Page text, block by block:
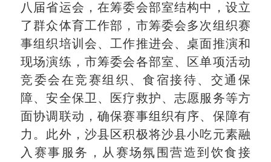
八届省运会，在筹委会部室结构中，设立
了群众体育工作部，市筹委会多次组织赛
事组织培训会、工作推进会、桌面推演和
现场演练，市筹委会各部室、区单项活动
竞委会在竞赛组织、食宿接待、交通保
障、安全保卫、医疗救护、志愿服务等方
面协调联动，确保赛事组织有序、保障有
力。此外，沙县区积极将沙县小吃元素融
入赛事服务，从赛场氛围营造到饮食接